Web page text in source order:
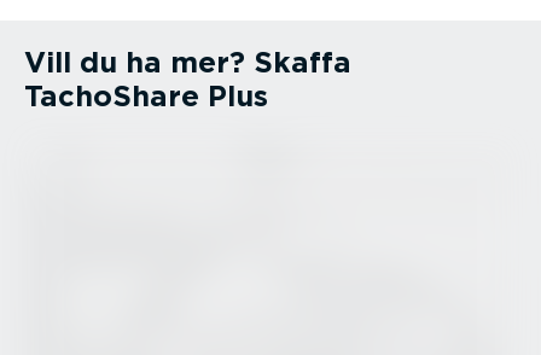
Vill du ha mer? Skaffa
TachoShare Plus